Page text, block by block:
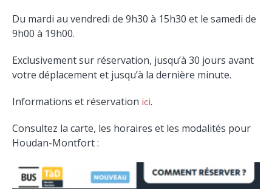
Du mardi au vendredi de 9h30 à 15h30 et le samedi de
9h00 à 19h00.
Exclusivement sur réservation, jusqu’à 30 jours avant
votre déplacement et jusqu’à la dernière minute.
Informations et réservation ici.
Consultez la carte, les horaires et les modalités pour
Houdan-Montfort :